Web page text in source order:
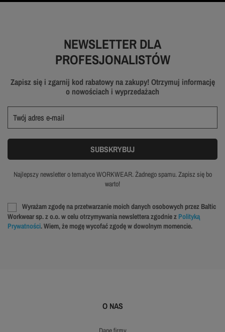
NEWSLETTER DLA
PROFESJONALISTÓW
Zapisz się i zgarnij kod rabatowy na zakupy! Otrzymuj informację
o nowościach i wyprzedażach
Najlepszy newsletter o tematyce WORKWEAR. Żadnego spamu. Zapisz się bo
warto!
Wyrażam zgodę na przetwarzanie moich danych osobowych przez Baltic
Workwear sp. z o.o. w celu otrzymywania newslettera zgodnie z Polityką
Prywatności. Wiem, że mogę wycofać zgodę w dowolnym momencie.
O NAS